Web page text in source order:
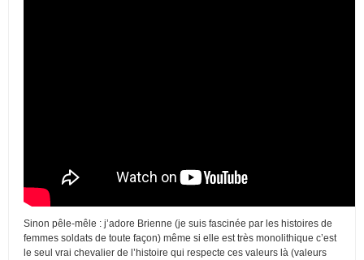
Sinon pêle-mêle : j’adore Brienne (je suis fascinée par les histoires de
femmes soldats de toute façon) même si elle est très monolithique c’est
le seul vrai chevalier de l’histoire qui respecte ces valeurs là (valeurs